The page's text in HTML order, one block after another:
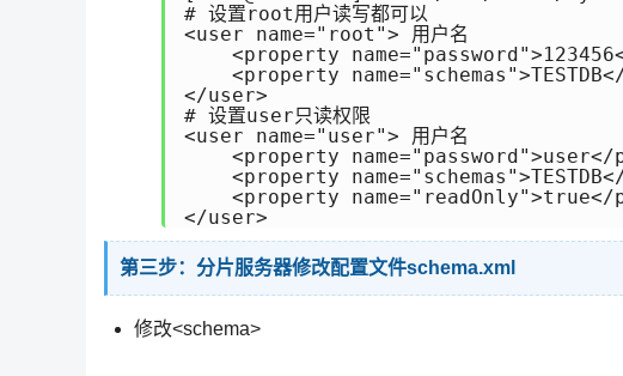
# 设置root用户读写都可以
<user name="root"> 用户名
<property
<property name="schemas">TESTDB</
</user>
# 设置user只读权限
<user name="user"> 用户名
<property name="password">user</
<property name="schemas">TESTDB</
<property name="readOnly">true</
</user>
第三步：分片服务器修改配置文件schema.xml
修改<schema>